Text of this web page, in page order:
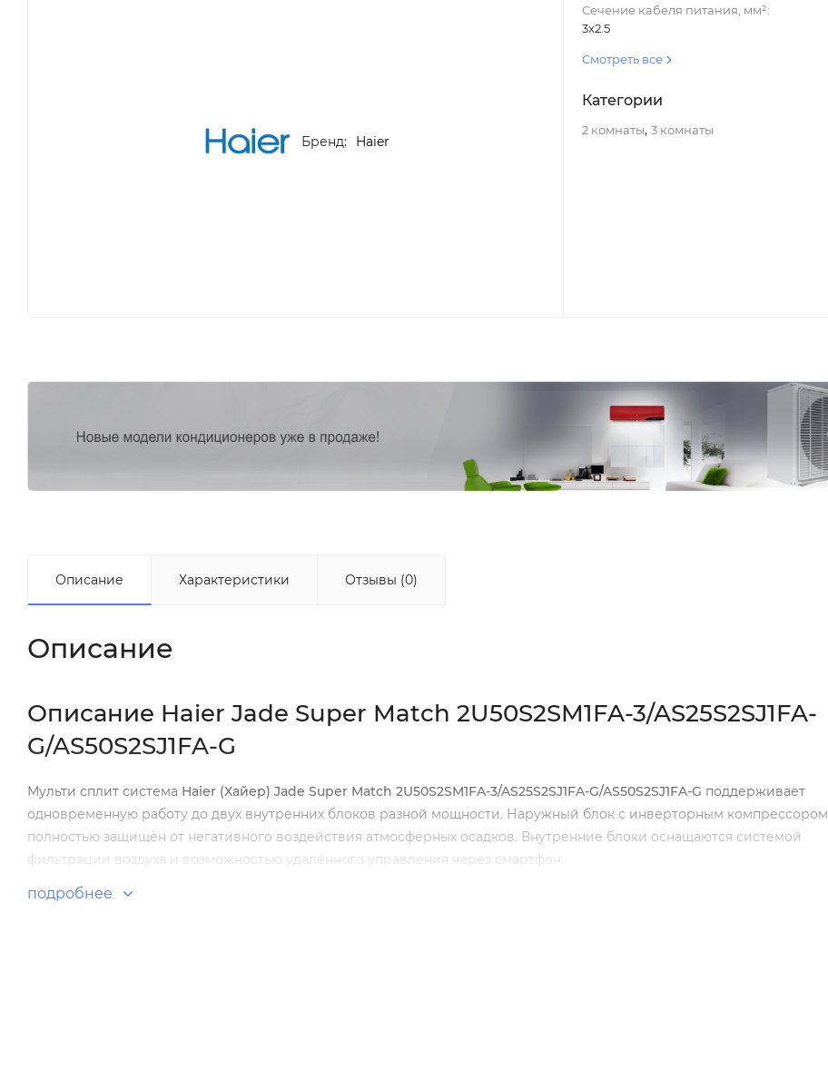
Бренд: Haier
Сечение кабеля питания, мм²:
3x2.5
Смотреть все
Категории
2 комнаты, 3 комнаты
Описание Характеристики Отзывы (0)
Описание
Описание Haier Jade Super Match 2U50S2SM1FA-3/AS25S2SJ1FA-
G/AS50S2SJ1FA-G
Мульти сплит система Haier (Хайер) Jade Super Match 2U50S2SM1FA-3/AS25S2SJ1FA-G/AS50S2SJ1FA-G поддерживает
одновременную работу до двух внутренних блоков разной мощности. Наружный блок с инверторным компрессором
полностью защищён от негативного воздействия атмосферных осадков. Внутренние блоки оснащаются системой
фильтрации воздуха и возможностью удалённого управления через смартфон.
Особенности и преимущества:
подробнее